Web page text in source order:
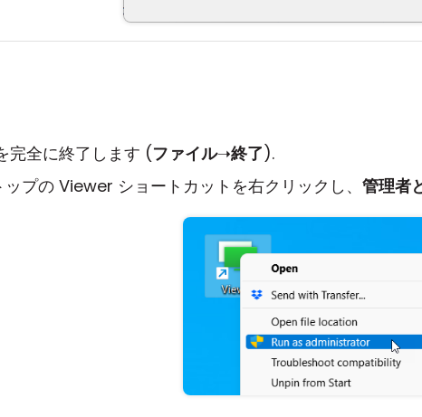
完全に終了します (ファイル➝終了).
プの Viewer ショートカットを右クリックし、 管理者